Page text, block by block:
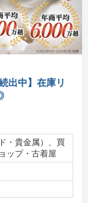
出中】在庫リ
・貴金属）、買
ップ・古着屋